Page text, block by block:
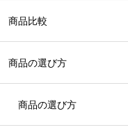
商品比較
商品の選び方
商品の選び方